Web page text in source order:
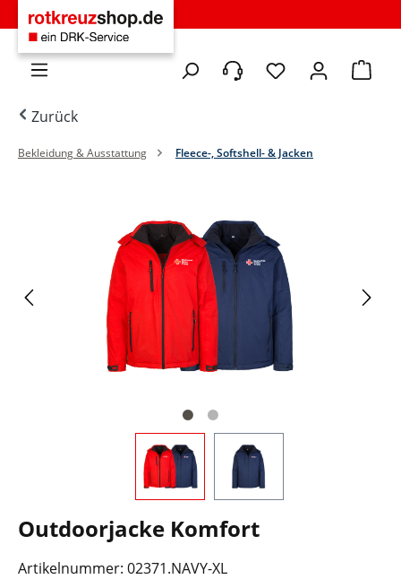
Zum Hauptinhalt springen
Du hast 0
Zurück
Bekleidung & Ausstattung Fleece-, Softshell- & Jacken
Outdoorjacke Komfort
Artikelnummer: 02371.NAVY-XL